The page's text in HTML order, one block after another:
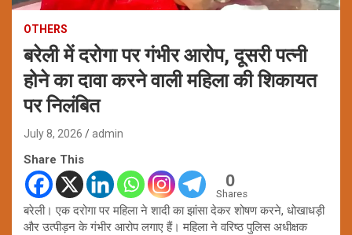
OTHERS
बरेली में दरोगा पर गंभीर आरोप, दूसरी पत्नी
होने का दावा करने वाली महिला की शिकायत
पर निलंबित
July 8, 2026 admin
Share This
0
Shares
बरेली। एक दरोगा पर महिला ने शादी का झांसा देकर शोषण करने, धोखाधड़ी
और उत्पीड़न के गंभीर आरोप लगाए हैं। महिला ने वरिष्ठ पुलिस अधीक्षक